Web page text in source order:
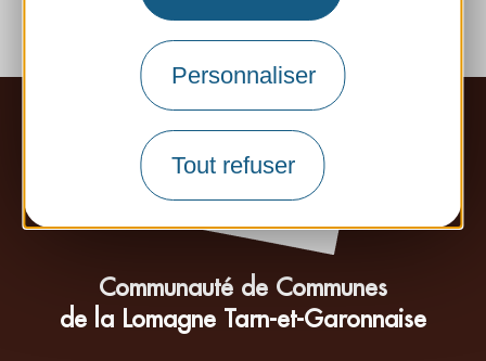
Personnaliser
Tout refuser
Communauté de Communes
de la Lomagne Tarn-et-Garonnaise